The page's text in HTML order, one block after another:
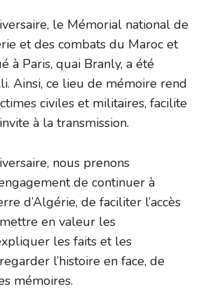
le Mémorial national de
et des combats du Maroc et
à Paris, quai Branly, a été
Ainsi, ce lieu de mémoire rend
civiles et militaires, facilite
à la transmission.
nous prenons
de continuer à
d’Algérie, de faciliter l’accès
en valeur les
les faits et les
l’histoire en face, de
mémoires.